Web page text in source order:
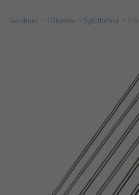
Gardiner Tillbehör Sytillbehör >